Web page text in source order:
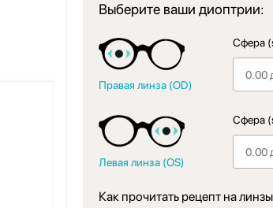
Выберите ваши диоптрии:
Правая линза (OD)
Сфера
Левая линза (OS)
Сфера
Как прочитать рецепт на